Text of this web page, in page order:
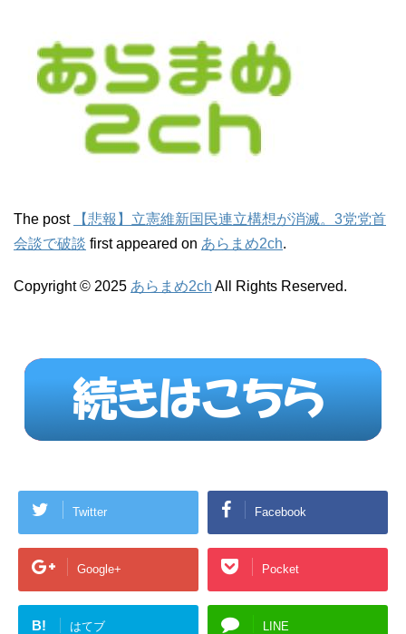
The post
【悲報】立憲維新国民連立構想が消滅。3党党首
会談で破談 first appeared on あらまめ2ch.
Copyright © 2025 あらまめ2ch All Rights Reserved.
Twitter Facebook
Google+ Pocket
B! はてブ LINE